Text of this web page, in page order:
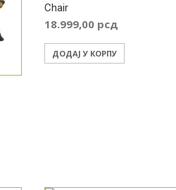
Chair
18.999,00 рсд
ДОДАЈ У КОРПУ